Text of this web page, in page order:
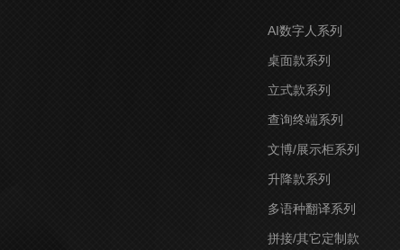
AI数字人系列
桌面款系列
立式款系列
查询终端系列
文博/展示柜系列
升降款系列
多语种翻译系列
拼接/其它定制款